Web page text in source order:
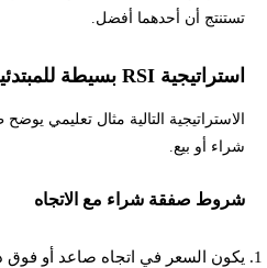
تستنتج أن أحدهما أفضل.
استراتيجية RSI بسيطة للمبتدئين
الاستراتيجية التالية مثال تعليمي
شراء أو بيع.
شروط صفقة شراء مع الاتجاه
يكون السعر في اتجاه صاعد أو